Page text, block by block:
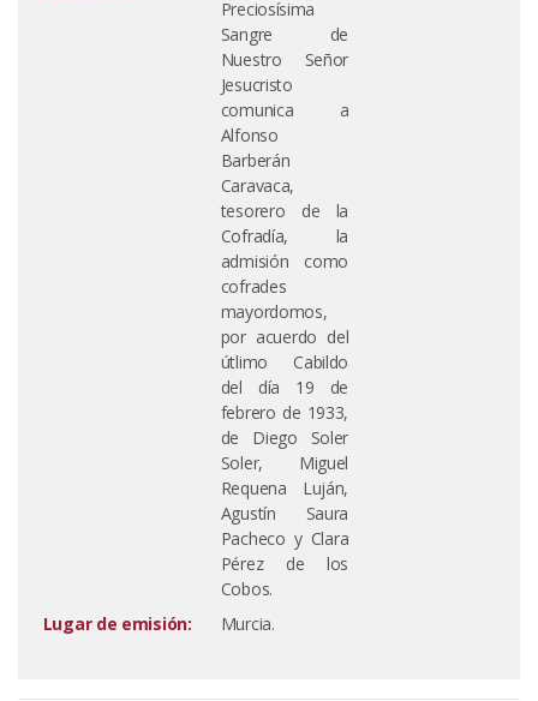
Preciosísima
Sangre de
Nuestro Señor
Jesucristo
comunica a
Alfonso
Barberán
Caravaca,
tesorero de la
Cofradía, la
admisión como
cofrades
mayordomos,
por acuerdo del
útlimo Cabildo
del día 19 de
febrero de 1933,
de Diego Soler
Soler, Miguel
Requena Luján,
Agustín Saura
Pacheco y Clara
Pérez de los
Cobos.
Lugar de emisión:
Murcia.